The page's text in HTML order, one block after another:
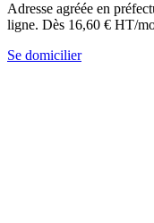
Adresse agréée en
ligne. Dès 16,60 € HT/
Se domicilier